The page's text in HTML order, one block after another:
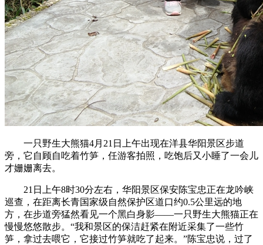
一只野生大熊猫4月21日上午出现在洋县华阳景区步道
旁，它自顾自吃着竹笋，任游客拍照，吃饱后又小睡了一会儿
才姗姗离去。
21日上午8时30分左右，华阳景区保安陈宝忠正在龙吟峡
巡查，在距离长青国家级自然保护区道口约0.5公里远的地
方，在步道旁猛然看见一个黑白身影——一只野生大熊猫正在
慢慢悠悠散步。“我和景区的保洁赶紧在附近采集了一些竹
笋，拿过去喂它，它接过竹笋就吃了起来。”陈宝忠说，过了